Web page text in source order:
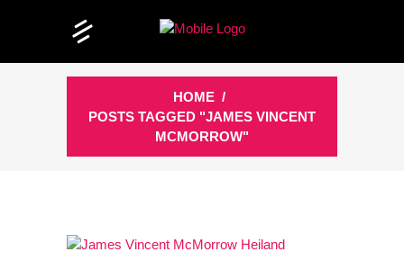
HOME /
POSTS TAGGED "JAMES VINCENT
MCMORROW"